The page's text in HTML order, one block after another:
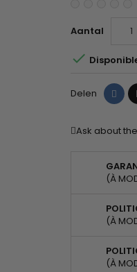
Aantal

Delen
Ask about
(À
(À
(À